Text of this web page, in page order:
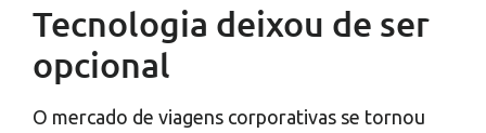
Tecnologia deixou de ser
opcional
O mercado de viagens corporativas se tornou